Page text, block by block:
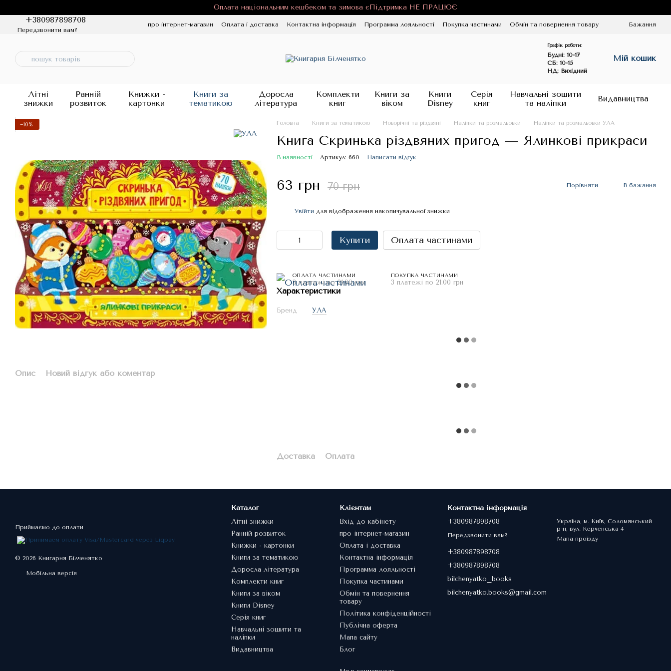
Оплата національним кешбеком та зимова єПідтримка НЕ ПРАЦЮЄ
+380987898708
Передзвонити вам?
про інтернет-магазин Оплата і доставка Контактна інформація Программа лояльності Покупка частинами
Обмін та повернення товару
Бажання
Графік роботи:
Будні: 10-17
СБ: 10-15
НД: Вихідний
Мій кошик
Літні
знижки
Ранній
розвиток
Книжки -
картонки
Книги за
тематикою
Доросла
література
Комплекти
книг
Книги за
віком
Книги
Disney
Серія
книг
Навчальні зошити
та наліпки
Видавництва
−10%
Опис Новий відгук або коментар
Головна Книги за тематикою Новорічні та різдвяні Наліпки та розмальовки Наліпки та розмальовки УЛА
Книга Скринька різдвяних пригод — Ялинкові прикраси
В наявності Артикул: 660 Написати відгук
63 грн 70 грн Порівняти В бажання
Увійти для відображення накопичувальної знижки
Купити Оплата частинами
ОПЛАТА ЧАСТИНАМИ
3 платежі по 21.00 грн
ПОКУПКА ЧАСТИНАМИ
3 платежі по 21.00 грн
Характеристики
Бренд УЛА
Доставка Оплата
Приймаємо до оплати
© 2026 Книгарня Білченятко
Мобільна версія
Каталог
Літні знижки
Ранній розвиток
Книжки - картонки
Книги за тематикою
Доросла література
Комплекти книг
Книги за віком
Книги Disney
Серія книг
Навчальні зошити та
наліпки
Видавництва
Клієнтам
Вхід до кабінету
про інтернет-магазин
Оплата і доставка
Контактна інформація
Программа лояльності
Покупка частинами
Обмін та повернення
товару
Політика конфіденційності
Публічна оферта
Мапа сайту
Блог
Контактна інформація
+380987898708
Передзвонити вам?
+380987898708
+380987898708
bilchenyatko_books
bilchenyatko.books@gmail.com
Україна, м. Київ, Соломянський
р-н, вул. Керченська 4
Мапа проїзду